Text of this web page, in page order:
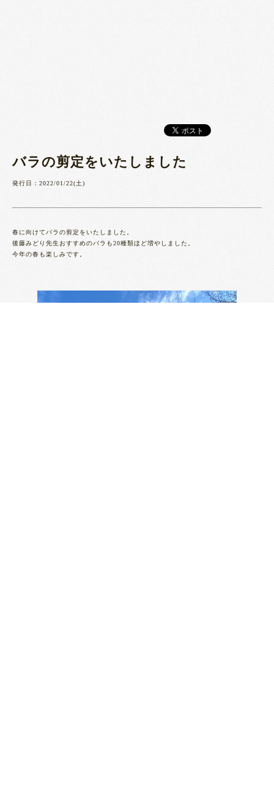
バラの剪定をいたしました
発行日：2022/01/22(土)
春に向けてバラの剪定をいたしました。
後藤みどり先生おすすめのバラも20種類ほど増やしました。
今年の春も楽しみです。